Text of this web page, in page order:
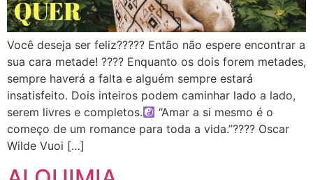
Você deseja ser feliz????? Então não espere encontrar a
sua cara metade! ???? Enquanto os dois forem metades,
sempre haverá a falta e alguém sempre estará
insatisfeito. Dois inteiros podem caminhar lado a lado,
serem livres e completos.
“Amar a si mesmo é o
começo de um romance para toda a vida.”???? Oscar
Wilde Vuoi […]